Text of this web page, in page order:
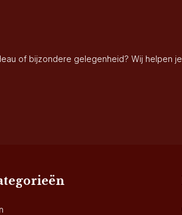
of bijzondere gelegenheid? Wij helpen je